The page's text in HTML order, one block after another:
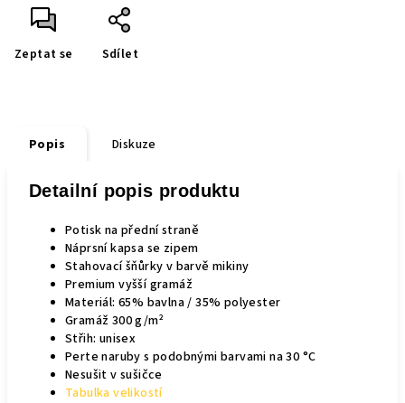
Zeptat se Sdílet
Popis Diskuze
Detailní popis produktu
Potisk na přední straně
Náprsní kapsa se zipem
Stahovací šňůrky v barvě mikiny
Premium vyšší gramáž
Materiál: 65% bavlna / 35% polyester
Gramáž 300 g/m²
Střih: unisex
Perte naruby s podobnými barvami na 30 °C
Nesušit v sušičce
Tabulka velikostí